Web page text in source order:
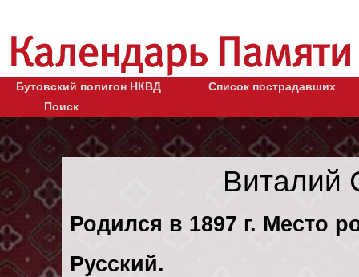
Бутовский полигон НКВД
Список пострадавших
Поиск
Виталий
Родился в 1897 г. Место
Русский.